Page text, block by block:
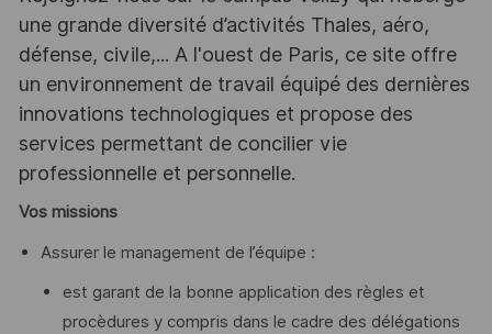
une grande diversité d’activités Thales, aéro,
défense, civile,... A l'ouest de Paris, ce site offre
un environnement de travail équipé des dernières
innovations technologiques et propose des
services permettant de concilier vie
professionnelle et personnelle.
Vos missions
Assurer le management de l’équipe :
est garant de la bonne application des règles et
procèdures y compris dans le cadre des délégations